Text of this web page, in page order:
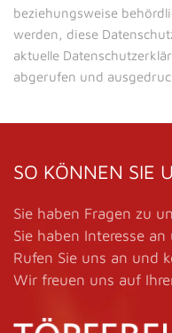
beziehungsweise
werden, diese
aktuelle
abgerufen und
SO KÖNNEN SIE
Sie haben Fragen zu
Sie haben Interesse
Rufen Sie uns an und
Wir freuen uns auf